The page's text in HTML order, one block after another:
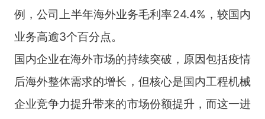
例，公司上半年海外业务毛利率24.4%，较国内
业务高逾3个百分点。
国内企业在海外市场的持续突破，原因包括疫情
后海外整体需求的增长，但核心是国内工程机械
企业竞争力提升带来的市场份额提升，而这一进